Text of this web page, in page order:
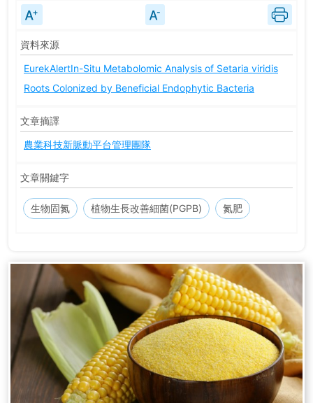
資料來源
EurekAlertIn-Situ Metabolomic Analysis of Setaria viridis
Roots Colonized by Beneficial Endophytic Bacteria
文章摘譯
農業科技新脈動平台管理團隊
文章關鍵字
生物固氮 植物生長改善細菌(PGPB) 氮肥